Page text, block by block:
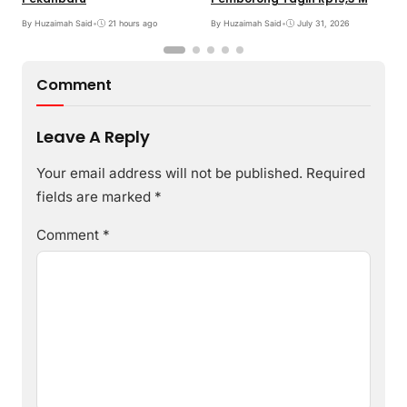
By Huzaimah Said• 21 hours ago By Huzaimah Said• July 31, 2026
Comment
Leave A Reply
Your email address will not be published. Required
fields are marked *
Comment *